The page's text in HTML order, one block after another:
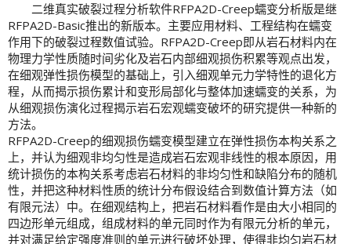
二维真实破裂过程分析软件RFPA2D-Creep蠕变分析版是继
RFPA2D-Basic推出的新版本。主要应用材料、工程结构在蠕变
作用下的破裂过程数值试验。RFPA2D-Creep即从岩石材料内在
物理力学性质随时间劣化及岩石内部细观损伤积累等观点出发，
在细观弹性损伤模型的基础上，引入细观单元力学特性的退化方
程，从而揭示损伤累计和变形局部化与整体加速蠕变的关系，为
从细观损伤演化过程揭示岩石宏观蠕变破坏的研究提供一种新的
方法。
RFPA2D-Creep的细观损伤蠕变模型建立在弹性损伤本构关系之
上，并认为细观非均匀性是造成岩石宏观非线性的根本原因，用
统计损伤的本构关系考虑岩石材料的非均匀性和缺陷分布的随机
性，并把这种材料性质的统计分布假设结合到数值计算方法（如
有限元法）中。在细观结构上，把岩石材料看作是由大小相同的
四边形单元组成，组成材料的单元同时作为有限元分析的单元，
并对满足给定强度准则的单元进行破坏处理，使得非均匀岩石材